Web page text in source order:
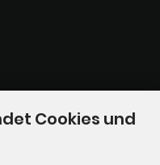
Cookies und